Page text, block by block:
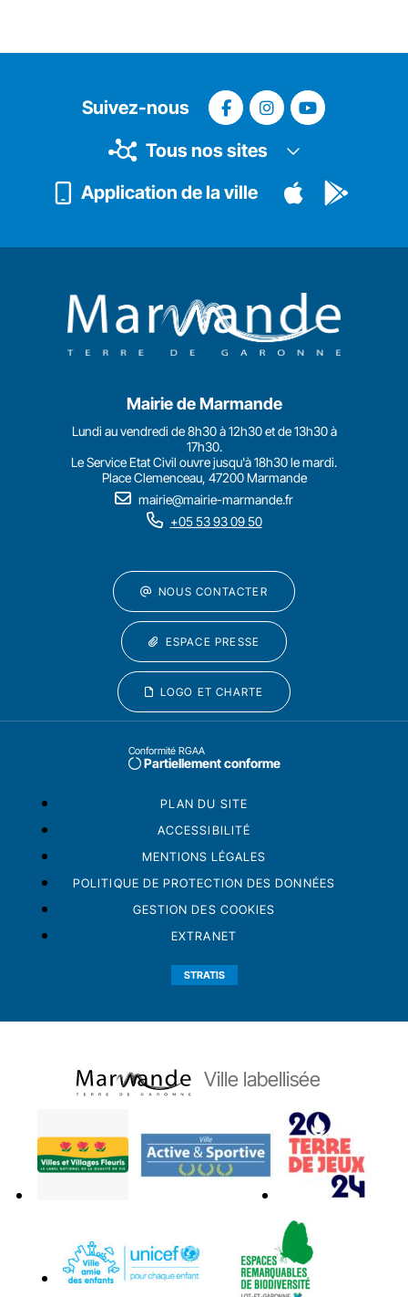
Suivez-nous
Tous nos sites
Application de la ville
Mairie de Marmande
Lundi au vendredi de 8h30 à 12h30 et de 13h30 à
17h30.
Le Service Etat Civil ouvre jusqu'à 18h30 le mardi.
Place Clemenceau, 47200 Marmande
mairie@mairie-marmande.fr
+05 53 93 09 50
NOUS CONTACTER
ESPACE PRESSE
LOGO ET CHARTE
Conformité RGAA
Partiellement conforme
PLAN DU SITE
ACCESSIBILITÉ
MENTIONS LÉGALES
POLITIQUE DE PROTECTION DES DONNÉES
GESTION DES COOKIES
EXTRANET
STRATIS
Ville labellisée